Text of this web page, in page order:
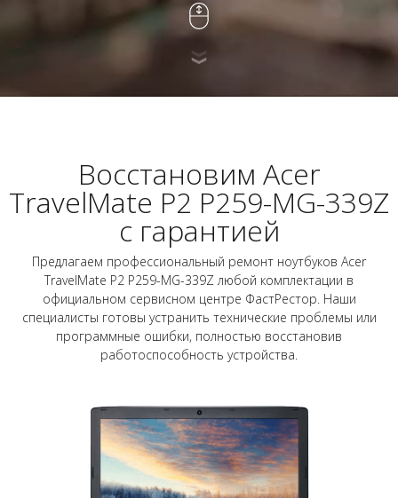
Восстановим Acer
TravelMate P2 P259-MG-339Z
с гарантией
Предлагаем профессиональный ремонт ноутбуков Acer
TravelMate P2 P259-MG-339Z любой комплектации в
официальном сервисном центре ФастРестор. Наши
специалисты готовы устранить технические проблемы или
программные ошибки, полностью восстановив
работоспособность устройства.